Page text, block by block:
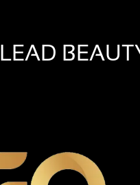
LEAD